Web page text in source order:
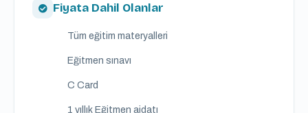
Fiyata Dahil Olanlar
Tüm eğitim materyalleri
Eğitmen sınavı
C Card
1 yıllık Eğitmen aidatı